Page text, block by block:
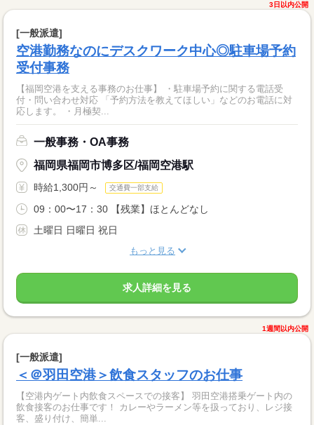
3日以内公開
[一般派遣]
空港勤務なのにデスクワーク中心◎駐車場予約
受付事務
【福岡空港を支える事務のお仕事】 ・駐車場予約に関する電話受
付・問い合わせ対応 「予約方法を教えてほしい」などのお電話に対
応します。 ・月極契...
一般事務・OA事務
福岡県福岡市博多区/福岡空港駅
時給1,300円～ 交通費一部支給
09：00〜17：30 【残業】ほとんどなし
土曜日 日曜日 祝日
もっと見る
求人詳細を見る
1週間以内公開
[一般派遣]
＜＠羽田空港＞飲食スタッフのお仕事
【空港内ゲート内飲食スペースでの接客】 羽田空港搭乗ゲート内の
飲食接客のお仕事です！ カレーやラーメン等を扱っており、レジ接
客、盛り付け、簡単...